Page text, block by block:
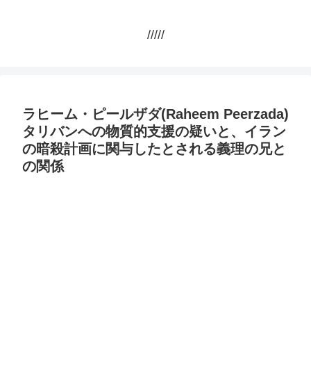
/////
ラヒーム・ピールザダ(Raheem Peerzada)
タリバンへの物質的支援の疑いと、イラン
の暗殺計画に関与したとされる義理の兄と
の関係